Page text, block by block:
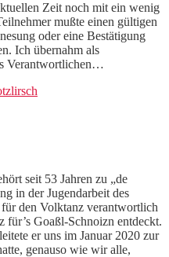
Zeit noch mit ein wenig
mußte einen gültigen
oder eine Bestätigung
Ich übernahm als
Verantwortlichen…
seit 53 Jahren zu „de
in der Jugendarbeit des
den Volktanz verantwortlich
für’s Goaßl-Schnoizn entdeckt.
er uns im Januar 2020 zur
genauso wie wir alle,